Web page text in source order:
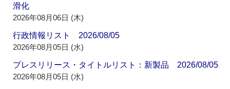
滑化
2026年08月06日 (木)
行政情報リスト 2026/08/05
2026年08月05日 (水)
プレスリリース・タイトルリスト：新製品 2026/08/05
2026年08月05日 (水)